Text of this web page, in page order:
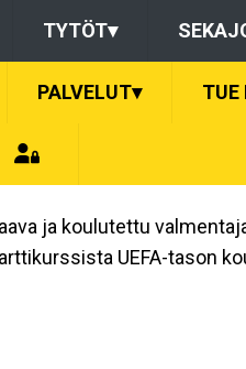
TYTÖT▾
PALVELUT▾ TUE
ja koulutettu
UEFA-tason